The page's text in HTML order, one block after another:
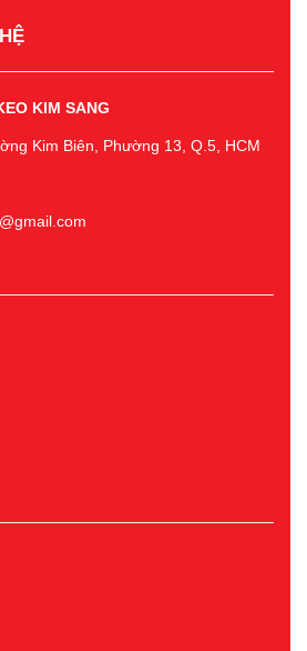
KIM SANG
Kim Biên, Phường 13, Q.5, HCM